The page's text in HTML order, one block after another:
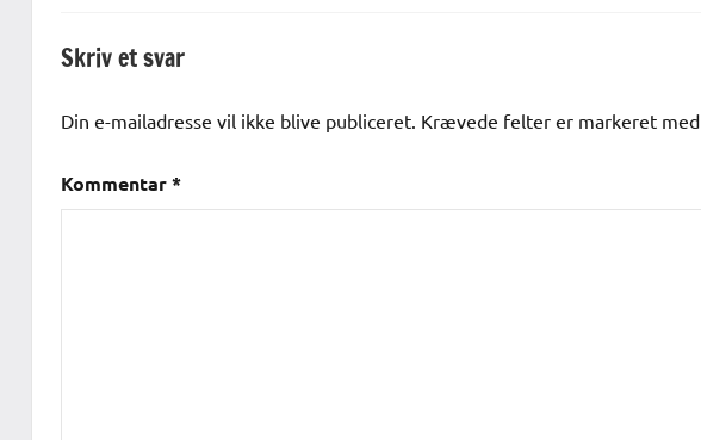
Skriv et svar
Din e-mailadresse vil ikke blive publiceret. Krævede felter er markeret med
Kommentar*